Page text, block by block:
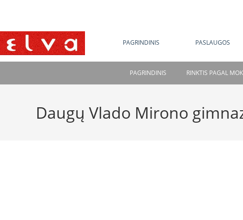
PAGRINDINIS PASLAUGOS
PAGRINDINIS RINKTIS PAGAL
Daugų Vlado Mirono